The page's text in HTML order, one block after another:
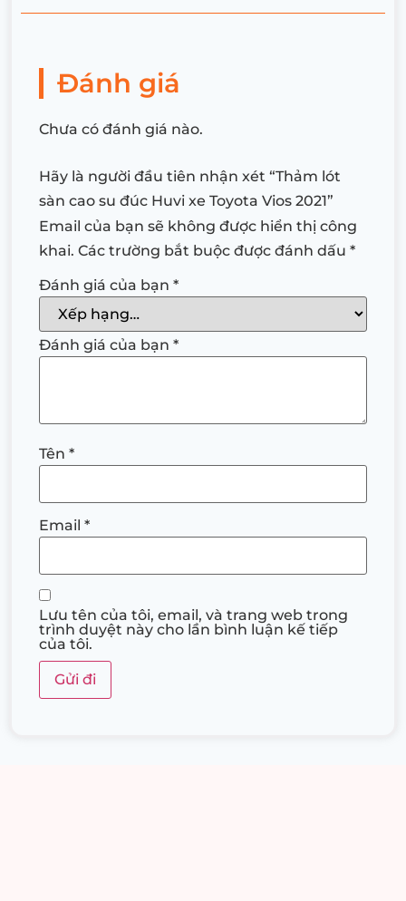
Đánh giá
Chưa có đánh giá nào.
Hãy là người đầu tiên nhận xét “Thảm lót
sàn cao su đúc Huvi xe Toyota Vios 2021”
Email của bạn sẽ không được hiển thị công
khai. Các trường bắt buộc được đánh dấu *
Đánh giá của bạn *
Đánh giá của bạn *
Tên *
Email *
Lưu tên của tôi, email, và trang web trong
trình duyệt này cho lần bình luận kế tiếp
của tôi.